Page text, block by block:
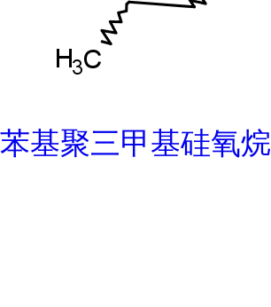
苯基聚三甲基硅氧烷